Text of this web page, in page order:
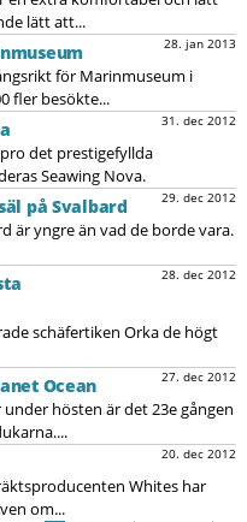
lätt att...
28. jan 2013
för Marinmuseum i
fler besökte...
31. dec 2012
det prestigefyllda
Seawing Nova.
29. dec 2012
på Svalbard
är yngre än vad de borde vara.
28. dec 2012
schäfertiken Orka de högt
27. dec 2012
Ocean
hösten är det 23e gången
20. dec 2012
Whites har
om...